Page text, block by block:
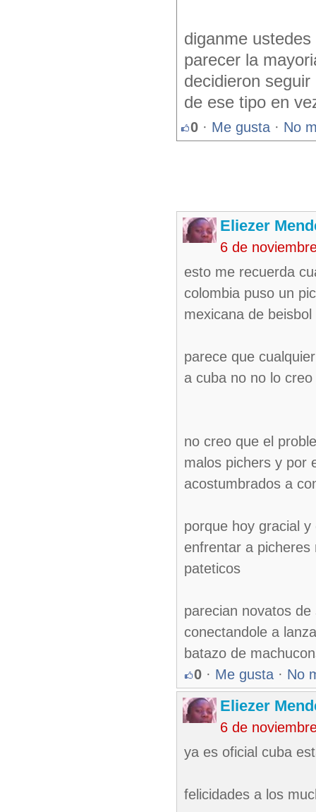
diganme
parecer la
decidieron
de ese tipo en
0 · Me gusta · No
Eliezer
6 de
esto me recuerda
colombia puso un
mexicana de
parece que
a cuba no no lo
no creo que el
malos pichers y por
acostumbrados a
porque hoy gracial
enfrentar a
pateticos
parecian novatos
conectandole a
batazo de
0 · Me gusta · No
Eliezer
6 de
ya es oficial cuba
felicidades a los